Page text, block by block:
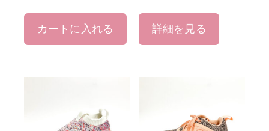
カートに入れる 詳細を見る